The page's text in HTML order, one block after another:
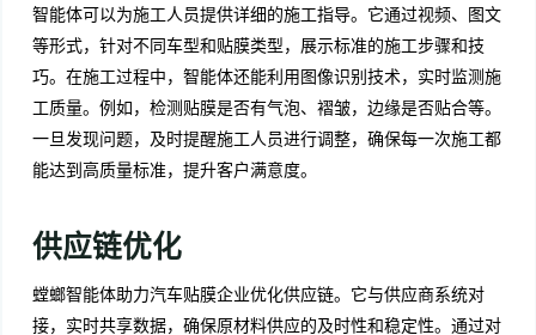
智能体可以为施工人员提供详细的施工指导。它通过视频、图文
等形式，针对不同车型和贴膜类型，展示标准的施工步骤和技
巧。在施工过程中，智能体还能利用图像识别技术，实时监测施
工质量。例如，检测贴膜是否有气泡、褶皱，边缘是否贴合等。
一旦发现问题，及时提醒施工人员进行调整，确保每一次施工都
能达到高质量标准，提升客户满意度。
供应链优化
螳螂智能体助力汽车贴膜企业优化供应链。它与供应商系统对
接，实时共享数据，确保原材料供应的及时性和稳定性。通过对